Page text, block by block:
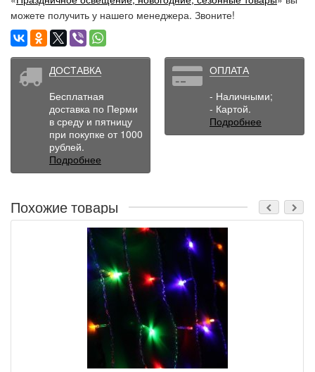
можете получить у нашего менеджера. Звоните!
ДОСТАВКА
Бесплатная
доставка по Перми
в среду и пятницу
при покупке от 1000
рублей.
Подробнее
ОПЛАТА
- Наличными;
- Картой.
Подробнее
Похожие товары